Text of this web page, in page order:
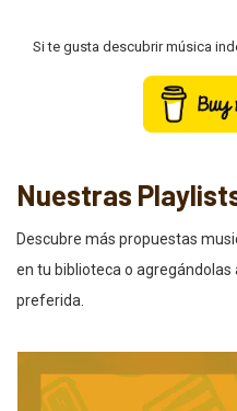
Si te gusta descubrir música
Nuestras
Descubre más propuestas
en tu biblioteca o
preferida.